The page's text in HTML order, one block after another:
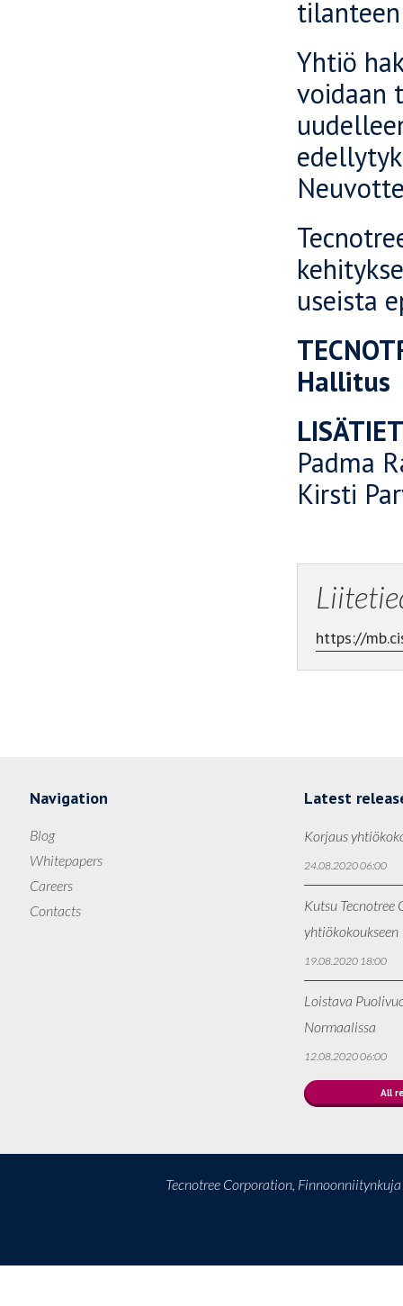
Yhtiö
voidaan
useista
Hallitus
Padma
Kirsti
https://
Navigation
Blog
Whitepapers
Careers
Contacts
Latest
Korjaus
24.08.2020 06:00
Kutsu Tecnotree
yhtiökokoukseen
19.08.2020 18:00
Loistava
Normaalissa
12.08.2020 06:00
All
Tecnotree Corporation,